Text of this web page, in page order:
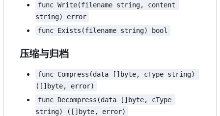
func Write(filename string, content
string) error
func Exists(filename string) bool
压缩与归档
func Compress(data []byte, cType string)
([]byte, error)
func Decompress(data []byte, cType
string) ([]byte, error)